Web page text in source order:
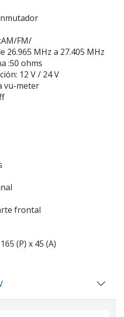
FM/
26.965 MHz a 27.405 MHz
:50 ohms
12 V / 24 V
vu-meter
frontal
(P) x 45 (A)